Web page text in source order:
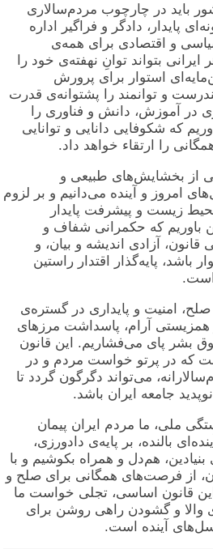
باید در چارچوب مردم‌سالاری
پایدار، دادگر و فراگیر اداره
و اقتصادی برای همه‌ی
بتواند توانِ نهفته‌ی خود را
استوار برای پرورش
و توانمند را پشتوانه‌ی قدرت
در آموزش، دانش و فناوری را
که شکوفایی دانایی و توانایی
را ارتقاء خواهد داد.
از بخشایش‌های طبیعی و
امروز و آینده می‌دانیم و بر لزوم
زیست و پیشرفت پایدار
باوریم که حکمرانی شفاف و
آزادی اندیشه و بیان، و
پایه‌گذار اقتدار راستین
امنیت و پایداری در گستره‌ی
همزیستی آرام، پاسداشت مرزهای
بشر پای می‌فشاریم. این قانون
که در پرتو خواست مردم و در
می‌تواند دگرگون گردد تا
جامعه ایران باشد.
ملی، ما مردم ایران پیمان
بالنده، بر پایه‌ی دادورزی،
هم‌دل و همراه بکوشیم و با
از فرصت‌های همگانی برای صلح و
قانون اساسی، تجلی خواست ما
والا و گشودن راهی روشن برای
آینده است.